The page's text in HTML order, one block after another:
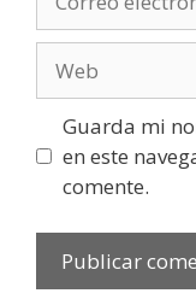
electrónico
Guarda mi
en este
comente.